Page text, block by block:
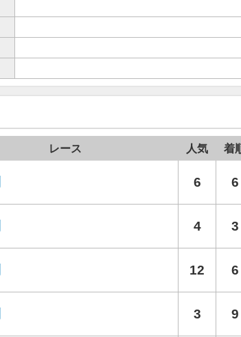
レース 人気 着
6 6
4 3
12 6
3 9